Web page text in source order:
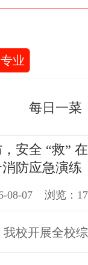
业
每日一菜
安全 “救”
防应急演练
08-07 浏览：
我校开展全校综